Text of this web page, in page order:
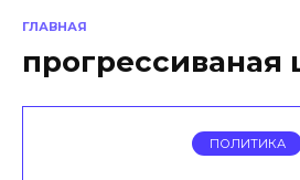
ГЛАВНАЯ
прогрессиваная
ПОЛИТИКА